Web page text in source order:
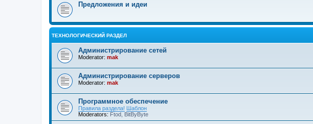
Предложения и идеи
ТЕХНОЛОГИЧЕСКИЙ РАЗДЕЛ
Администрирование сетей
Moderator: mak
Администрирование серверов
Moderator: mak
Программное обеспечение
Правила раздела! Шаблон
Moderators: Ftod BitByByte